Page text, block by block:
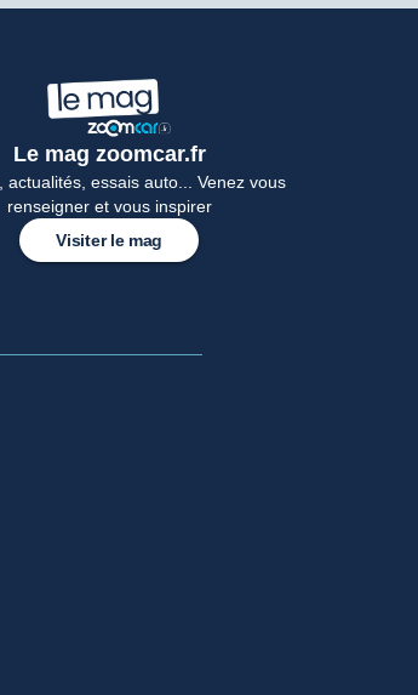
Le mag zoomcar.fr
actualités, essais auto... Venez vous
renseigner et vous inspirer
Visiter le mag